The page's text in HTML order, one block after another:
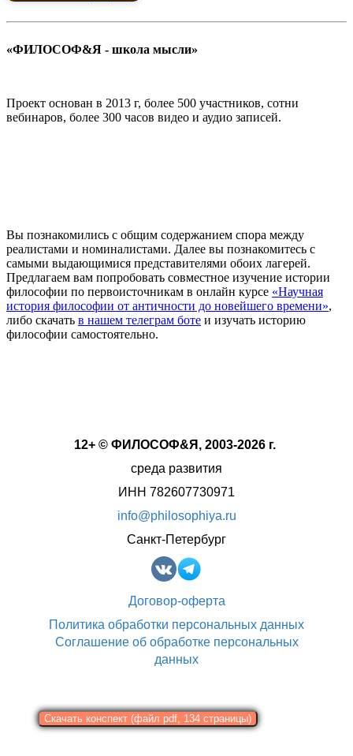
«ФИЛОСОФ&Я - школа мысли»
Проект основан в 2013 г, более 500 участников, сотни
вебинаров, более 300 часов видео и аудио записей.
Вы познакомились с общим содержанием спора между
реалистами и номиналистами. Далее вы познакомитесь с
самыми выдающимися представителями обоих лагерей.
Предлагаем вам попробовать совместное изучение истории
философии по первоисточникам в онлайн курсе «Научная
история философии от античности до новейшего времени»,
либо скачать в нашем телеграм боте и изучать историю
философии самостоятельно.
12+ © ФИЛОСОФ&Я, 2003-2026 г.
среда развития
ИНН 782607730971
info@philosophiya.ru
Санкт-Петербург
Договор-оферта
Политика обработки персональных данных
Соглашение об обработке персональных
данных
Скачать конспект (файл pdf, 134 страницы)